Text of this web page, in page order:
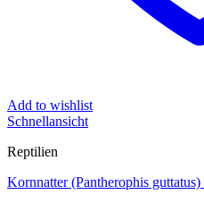
Add to wishlist
Schnellansicht
Reptilien
Kornnatter (Pantherophis